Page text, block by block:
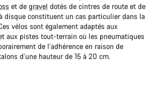
et de gravel dotés de cintres de route et de
disque constituent un cas particulier dans la
vélos sont également adaptés aux
aux pistes tout-terrain où les pneumatiques
de l’adhérence en raison de
d’une hauteur de 15 à 20 cm.